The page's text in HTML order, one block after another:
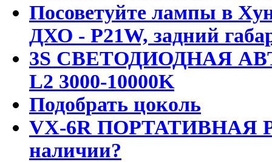
Посоветуйте лампы в
ДХО - P21W, задний
3S СВЕТОДИОДНАЯ
L2 3000-10000K
Подобрать цоколь
VX-6R ПОРТАТИВНАЯ
наличии?